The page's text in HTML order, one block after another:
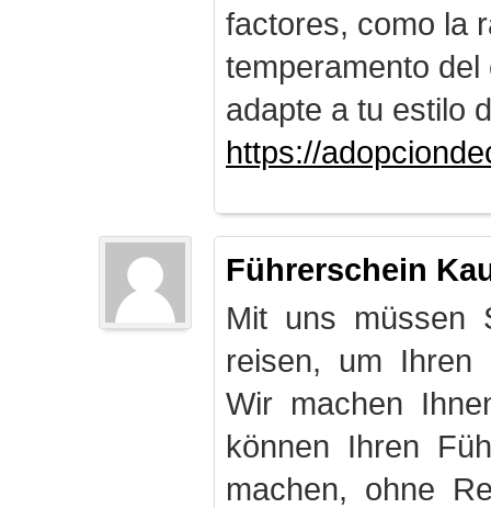
factores, como la
temperamento
adapte a tu estilo
https://
Führerschein
Mit uns müssen
reisen, um Ihren
Wir machen
können Ihren
machen, ohne